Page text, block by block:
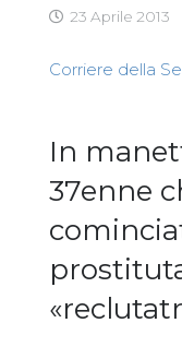
23 Aprile 2013
Corriere della
In
37enne